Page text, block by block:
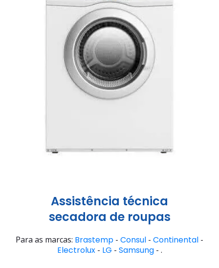
Assistência técnica
secadora de roupas
Para as marcas: Brastemp - Consul - Continental -
Electrolux- LG - Samsung- .